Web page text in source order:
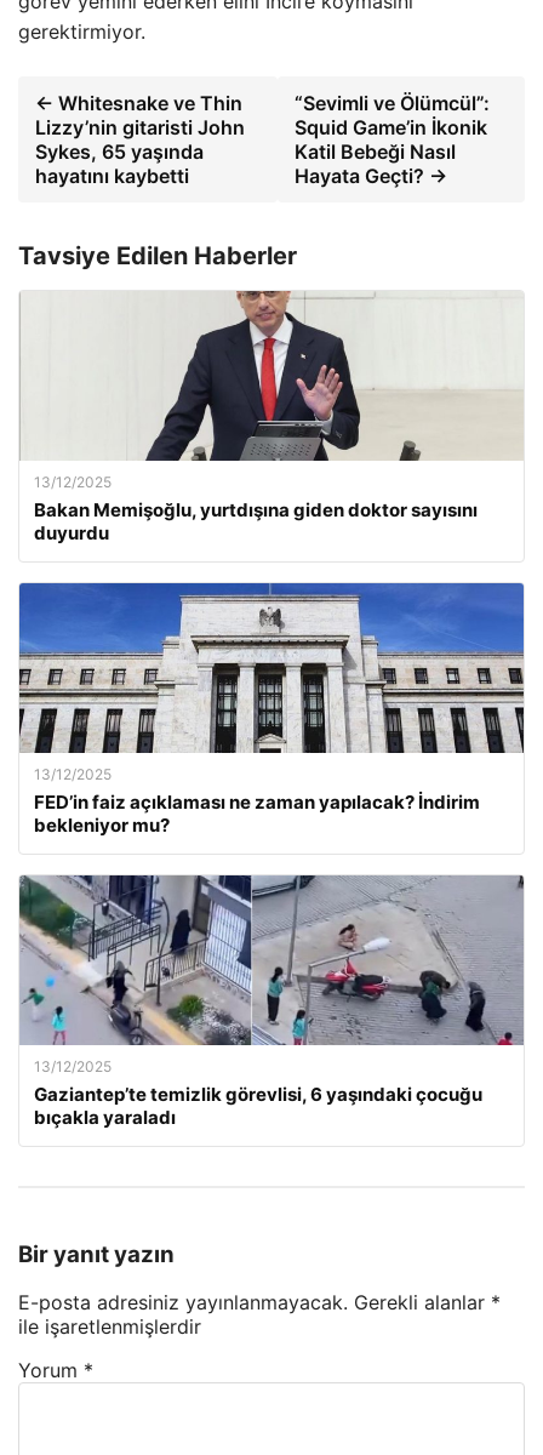
gerektirmiyor.
← Whitesnake ve Thin
Lizzy’nin gitaristi John
Sykes, 65 yaşında
hayatını kaybetti
“Sevimli ve Ölümcül”:
Squid Game’in İkonik
Katil Bebeği Nasıl
Hayata Geçti? →
Tavsiye Edilen Haberler
13/12/2025
Bakan Memişoğlu, yurtdışına giden doktor sayısını
duyurdu
13/12/2025
FED’in faiz açıklaması ne zaman yapılacak? İndirim
bekleniyor mu?
13/12/2025
Gaziantep’te temizlik görevlisi, 6 yaşındaki çocuğu
bıçakla yaraladı
Bir yanıt yazın
E-posta adresiniz yayınlanmayacak. Gerekli alanlar *
ile işaretlenmişlerdir
Yorum *